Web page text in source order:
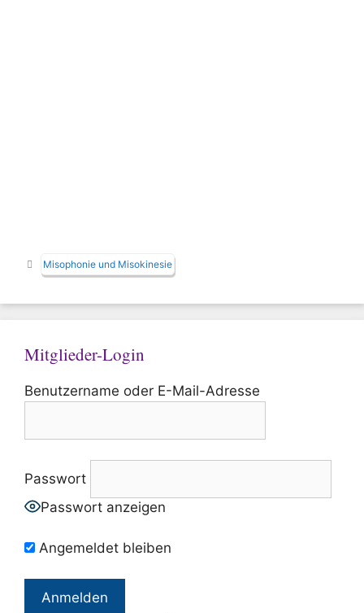
Schlagwörter
Misophonie und Misokinesie
Mitglieder-Login
Benutzername oder E-Mail-Adresse
Passwort
Passwort anzeigen
Angemeldet bleiben